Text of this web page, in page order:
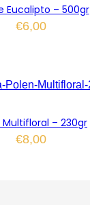
Eucalipto – 500gr
€6,00
Multifloral – 230gr
€8,00